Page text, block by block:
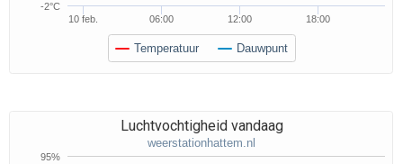
Temperatuur Dauwpunt
10 feb. 06:00 12:00 18:00
-2°C
Luchtvochtigheid vandaag
weerstationhattem.nl
95%